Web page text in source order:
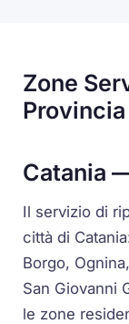
Zone
Provincia
Catania
Il servizio di
città di
Borgo,
San Giovanni
le zone